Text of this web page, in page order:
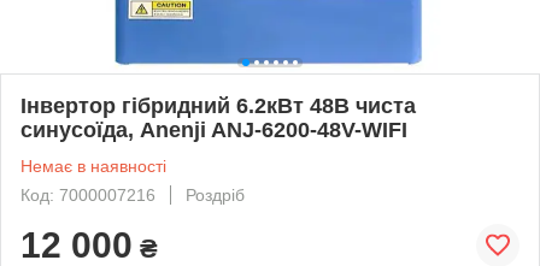
Інвертор гібридний 6.2кВт 48В чиста
синусоїда, Anenji ANJ-6200-48V-WIFI
Немає в наявності
Код: 7000007216
Роздріб
12 000 ₴